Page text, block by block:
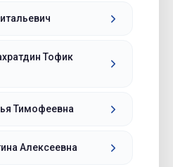
Тофик
Тимофеевна
Алексеевна